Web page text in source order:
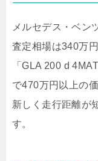
メルセデス・ベン
査定相場は340万
「GLA 200 d
で470万円以上の
新しく走行距離が
す。